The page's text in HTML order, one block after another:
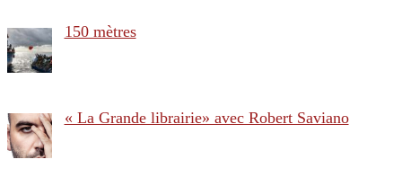
150 mètres
« La Grande librairie» avec Robert Saviano